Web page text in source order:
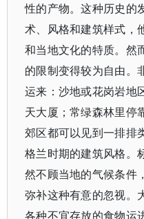
性的产物。这种历史的
术、风格和建筑样式，
和当地文化的特质。然
的限制变得较为自由。
运来：沙地或花岗岩地
天大厦；常绿森林里停
郊区都可以见到一排排
格兰时期的建筑风格。
然不顾当地的气候条件
弥补这种有意的忽视。
各种不宜存放的食物运